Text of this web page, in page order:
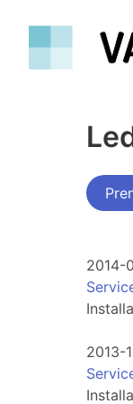
2014-
2013-